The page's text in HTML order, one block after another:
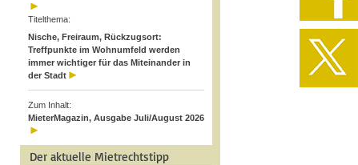
Titelthema:
Nische, Freiraum, Rückzugsort:
Treffpunkte im Wohnumfeld werden
immer wichtiger für das Miteinander in
der Stadt
Zum Inhalt:
MieterMagazin, Ausgabe Juli/August 2026
Der aktuelle Mietrechtstipp